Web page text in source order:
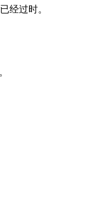
经过时。